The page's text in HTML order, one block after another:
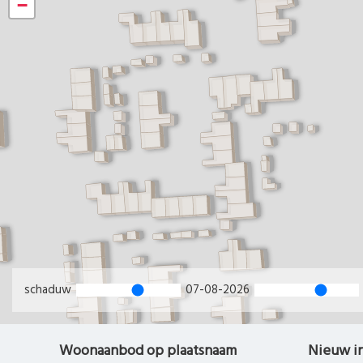
−
schaduw 07-08-2026
Woonaanbod op plaatsnaam Nieuw